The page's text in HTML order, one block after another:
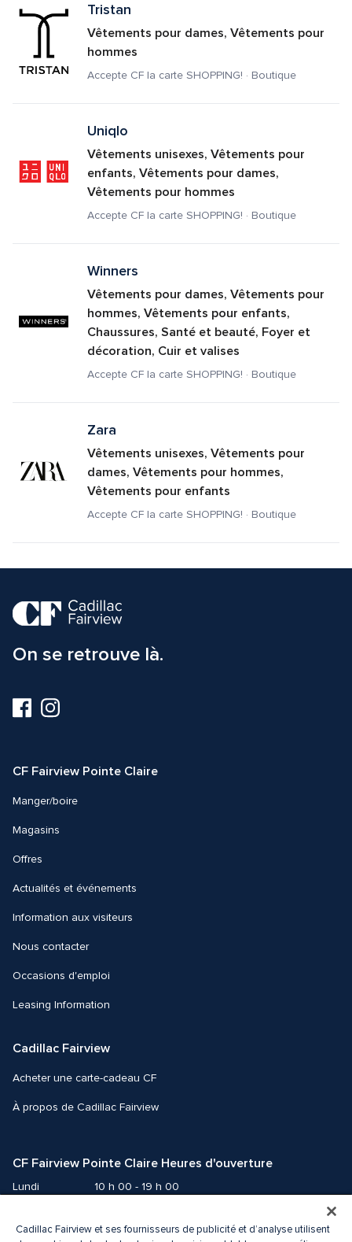
Tristan
Vêtements pour dames, Vêtements pour
hommes
Accepte CF la carte SHOPPING! · Boutique
Uniqlo
Vêtements unisexes, Vêtements pour
enfants, Vêtements pour dames,
Vêtements pour hommes
Accepte CF la carte SHOPPING! · Boutique
Winners
Vêtements pour dames, Vêtements pour
hommes, Vêtements pour enfants,
Chaussures, Santé et beauté, Foyer et
décoration, Cuir et valises
Accepte CF la carte SHOPPING! · Boutique
Zara
Vêtements unisexes, Vêtements pour
dames, Vêtements pour hommes,
Vêtements pour enfants
Accepte CF la carte SHOPPING! · Boutique
On se retrouve là.
Visitez-
nous
Visitez-
nous
CF Fairview Pointe Claire
Manger/boire
Magasins
Offres
Actualités et événements
Information aux visiteurs
Nous contacter
Occasions d'emploi
Leasing Information
Cadillac Fairview
Acheter une carte-cadeau CF
À propos de Cadillac Fairview
CF Fairview Pointe Claire Heures d'ouverture
Lundi
10 h 00 - 19 h 00
Mercredi
10 h 00 - 19 h 00
Cadillac Fairview et ses fournisseurs de publicité et d’analyse utilisent